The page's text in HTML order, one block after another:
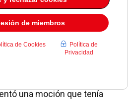
una moción que tenía